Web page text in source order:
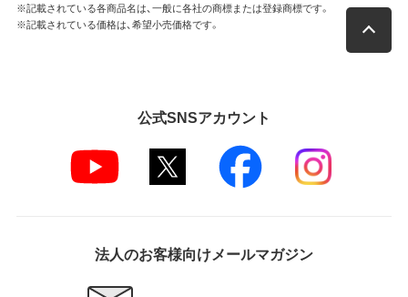
※記載されている各商品名は、一般に各社の商標または登録商標です。
※記載されている価格は、希望小売価格です。
公式SNSアカウント
法人のお客様向けメールマガジン